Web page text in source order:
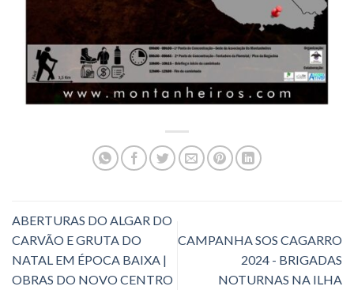
ABERTURAS DO ALGAR DO
CARVÃO E GRUTA DO
NATAL EM ÉPOCA BAIXA |
OBRAS DO NOVO CENTRO
CAMPANHA SOS CAGARRO
2024 - BRIGADAS
NOTURNAS NA ILHA